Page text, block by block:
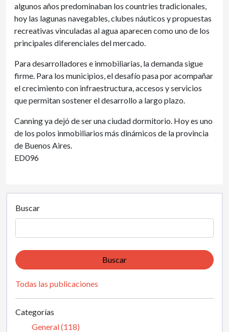
algunos años predominaban los countries tradicionales,
hoy las lagunas navegables, clubes náuticos y propuestas
recreativas vinculadas al agua aparecen como uno de los
principales diferenciales del mercado.
Para desarrolladores e inmobiliarias, la demanda sigue
firme. Para los municipios, el desafío pasa por acompañar
el crecimiento con infraestructura, accesos y servicios
que permitan sostener el desarrollo a largo plazo.
Canning ya dejó de ser una ciudad dormitorio. Hoy es uno
de los polos inmobiliarios más dinámicos de la provincia
de Buenos Aires.
ED096
Buscar
Buscar
Todas las publicaciones
Categorías
General (118)